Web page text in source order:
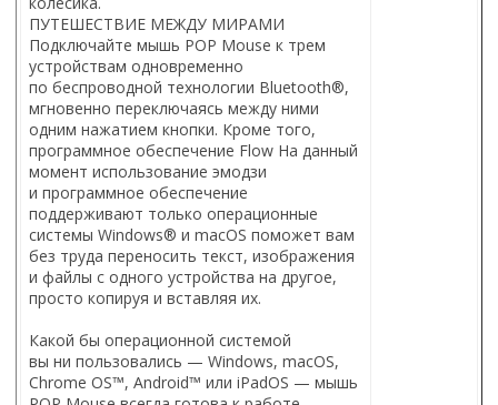
ПУТЕШЕСТВИЕ МЕЖДУ МИРАМИ
Подключайте мышь POP Mouse к трем
устройствам одновременно
по беспроводной технологии Bluetooth®,
мгновенно переключаясь между ними
одним нажатием кнопки. Кроме того,
программное обеспечение Flow На данный
момент использование эмодзи
и программное обеспечение
поддерживают только операционные
системы Windows® и macOS поможет вам
без труда переносить текст, изображения
и файлы с одного устройства на другое,
просто копируя и вставляя их.
Какой бы операционной системой
вы ни пользовались — Windows, macOS,
Chrome OS™, Android™ или iPadOS — мышь